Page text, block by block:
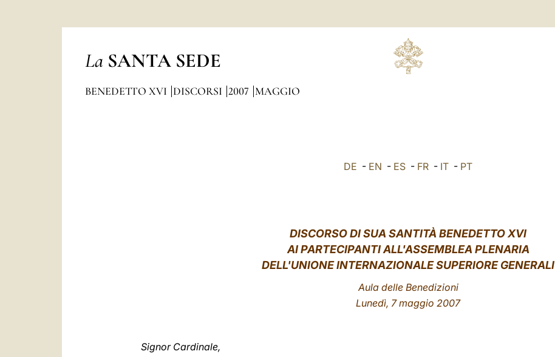
La SANTA SEDE
BENEDETTO XVI DISCORSI 2007 MAGGIO
DE - EN - ES - FR - IT - PT
DISCORSO DI SUA SANTITÀ BENEDETTO XVI
AI PARTECIPANTI ALL'ASSEMBLEA PLENARIA
DELL'UNIONE INTERNAZIONALE SUPERIORE GENERALI
Aula delle Benedizioni
Lunedì, 7 maggio 2007
Signor Cardinale,